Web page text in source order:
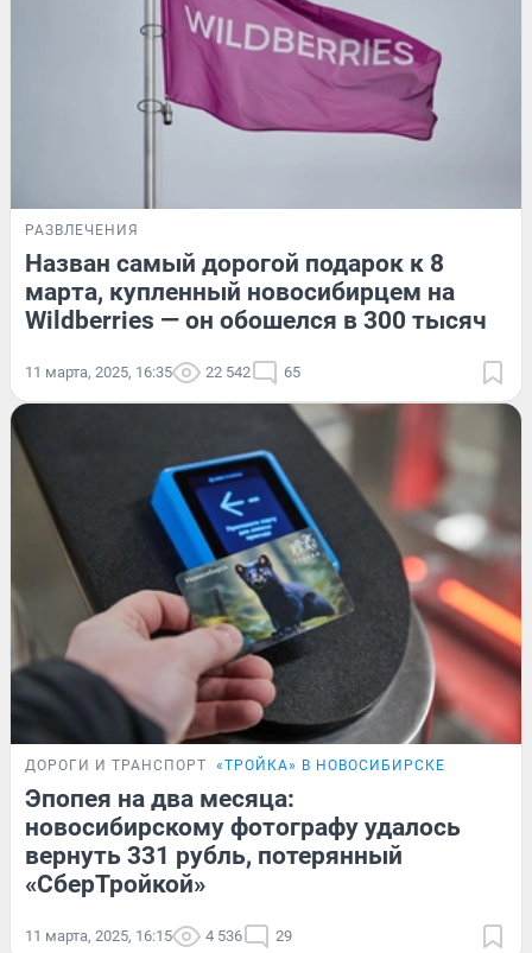
РАЗВЛЕЧЕНИЯ
Назван самый дорогой подарок к 8
марта, купленный новосибирцем на
Wildberries — он обошелся в 300 тысяч
11 марта, 2025, 16:35 22 542 65
ДОРОГИ И ТРАНСПОРТ «ТРОЙКА» В НОВОСИБИРСКЕ
Эпопея на два месяца:
новосибирскому фотографу удалось
вернуть 331 рубль, потерянный
«СберТройкой»
11 марта, 2025, 16:15 4 536 29